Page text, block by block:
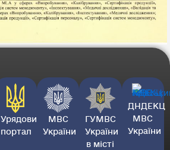
Урядовий
портал
МВС
України
ГУМВС
України
в місті
ДНДЕКЦ
МВС
України